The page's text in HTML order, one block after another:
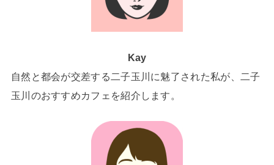
Kay
自然と都会が交差する二子玉川に魅了された私が、二子
玉川のおすすめカフェを紹介します。